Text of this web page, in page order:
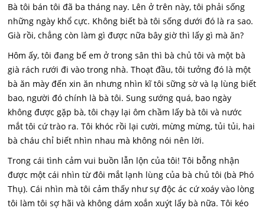
Bà tôi bán tôi đã ba tháng nay. Lên ở trên này, tôi phải sống
những ngày khổ cực. Không biết bà tôi sống dưới đó là ra sao.
Già rồi, chẳng còn làm gì được nữa bây giờ thì lấy gì mà ăn?
Hôm ấy, tôi đang bế em ở trong sân thì bà chủ tôi và một bà
già rách rưới đi vào trong nhà. Thoạt đầu, tôi tưởng đó là một
bà ăn mày đến xin ăn nhưng nhìn kĩ tôi sững sờ và lạ lùng biết
bao, người đó chính là bà tôi. Sung sướng quá, bao ngày
không được gặp bà, tôi chạy lại ôm chầm lấy bà tôi và nước
mắt tôi cứ trào ra. Tôi khóc rồi lại cười, mừng mừng, tủi tủi, hai
bà cháu chỉ biết nhìn nhau mà không nói nên lời.
Trong cái tình cảm vui buồn lẫn lộn của tôi! Tôi bỗng nhận
được một cái nhìn từ đôi mắt lạnh lùng của bà chủ tôi (bà Phó
Thụ). Cái nhìn mà tôi cảm thấy như sự độc ác cứ xoáy vào lòng
tôi làm tôi sợ hãi và không dám xoắn xuýt lấy bà nữa. Tôi kéo